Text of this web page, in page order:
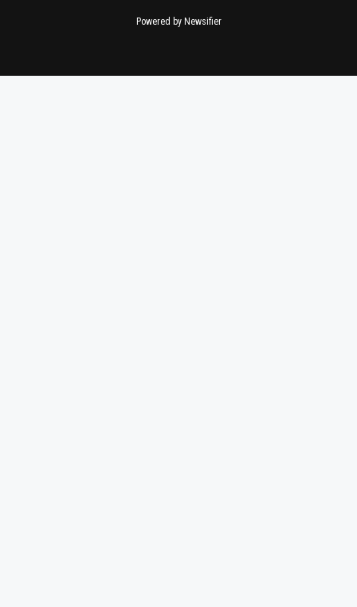
Powered by Newsifier